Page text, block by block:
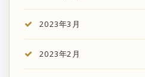
2023年3月
2023年2月